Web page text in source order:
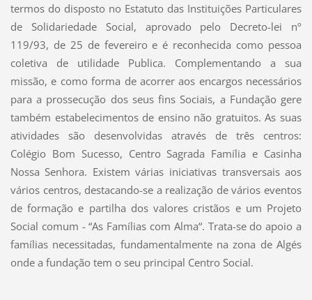
termos do disposto no Estatuto das Instituições Particulares
de Solidariedade Social, aprovado pelo Decreto-lei nº
119/93, de 25 de fevereiro e é reconhecida como pessoa
coletiva de utilidade Publica. Complementando a sua
missão, e como forma de acorrer aos encargos necessários
para a prossecução dos seus fins Sociais, a Fundação gere
também estabelecimentos de ensino não gratuitos. As suas
atividades são desenvolvidas através de três centros:
Colégio Bom Sucesso, Centro Sagrada Família e Casinha
Nossa Senhora. Existem várias iniciativas transversais aos
vários centros, destacando-se a realização de vários eventos
de formação e partilha dos valores cristãos e um Projeto
Social comum - “As Famílias com Alma“. Trata-se do apoio a
famílias necessitadas, fundamentalmente na zona de Algés
onde a fundação tem o seu principal Centro Social.